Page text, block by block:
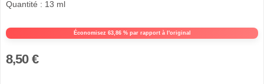
Économisez 63,86 % par rapport à l'original
Quantité : 13 ml
8,50 €